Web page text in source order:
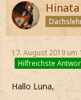
Hinata
17. August 2019 um
Hilfreichste
Hallo Luna,